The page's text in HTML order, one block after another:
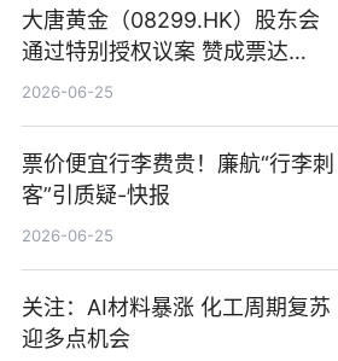
大唐黄金（08299.HK）股东会
通过特别授权议案 赞成票达
100%_新动态
2026-06-25
票价便宜行李费贵！廉航“行李刺
客”引质疑-快报
2026-06-25
关注：AI材料暴涨 化工周期复苏
迎多点机会